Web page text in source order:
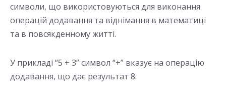
символи, що використовуються для виконання
операцій додавання та віднімання в математиці
та в повсякденному житті.
У прикладі “5 + 3” символ “+” вказує на операцію
додавання, що дає результат 8.